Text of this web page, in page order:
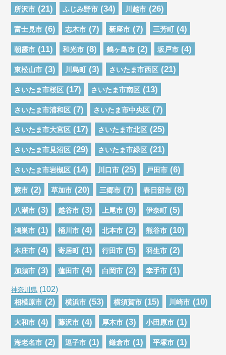
所沢市 (21) ふじみ野市 (34) 川越市 (26)
富士見市 (6) 志木市 (7) 新座市 (7) 三芳町 (4)
朝霞市 (11) 和光市 (8) 鶴ヶ島市 (2) 坂戸市 (4)
東松山市 (3) 川島町 (3) さいたま市西区 (21)
さいたま市桜区 (17) さいたま市南区 (13)
さいたま市浦和区 (7) さいたま市中央区 (7)
さいたま市大宮区 (17) さいたま市北区 (25)
さいたま市見沼区 (29) さいたま市緑区 (21)
さいたま市岩槻区 (14) 川口市 (25) 戸田市 (6)
蕨市 (2) 草加市 (20) 三郷市 (7) 春日部市 (8)
八潮市 (3) 越谷市 (3) 上尾市 (9) 伊奈町 (5)
鴻巣市 (1) 桶川市 (4) 北本市 (2) 熊谷市 (10)
本庄市 (4) 寄居町 (1) 行田市 (5) 羽生市 (2)
加須市 (3) 蓮田市 (4) 白岡市 (2) 幸手市 (1)
神奈川県 (102)
相模原市 (2) 横浜市 (53) 横須賀市 (15) 川崎市 (10)
大和市 (4) 藤沢市 (4) 厚木市 (3) 小田原市 (1)
海老名市 (2) 逗子市 (1) 鎌倉市 (1) 平塚市 (1)